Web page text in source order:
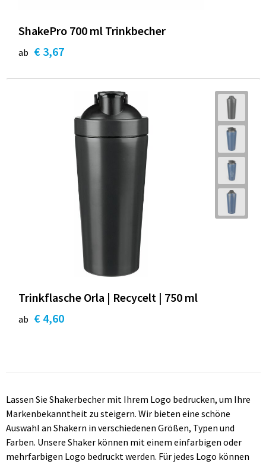
ShakePro 700 ml Trinkbecher
ab € 3,67
Trinkflasche Orla | Recycelt | 750 ml
ab € 4,60
Lassen Sie Shakerbecher mit Ihrem Logo bedrucken, um Ihre
Markenbekanntheit zu steigern. Wir bieten eine schöne
Auswahl an Shakern in verschiedenen Größen, Typen und
Farben. Unsere Shaker können mit einem einfarbigen oder
mehrfarbigen Logo bedruckt werden. Für jedes Logo können